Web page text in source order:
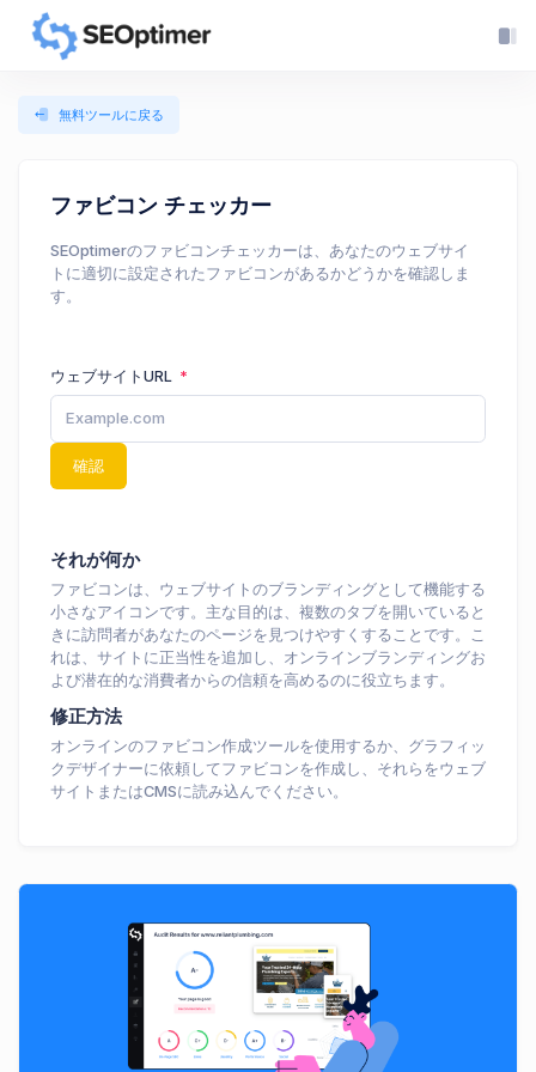
無料ツールに戻る
ファビコン チェッカー
SEOptimerのファビコンチェッカーは、あなたのウェブサイ
トに適切に設定されたファビコンがあるかどうかを確認しま
す。
ウェブサイトURL
確認
それが何か
ファビコンは、ウェブサイトのブランディングとして機能する
小さなアイコンです。主な目的は、複数のタブを開いていると
きに訪問者があなたのページを見つけやすくすることです。こ
れは、サイトに正当性を追加し、オンラインブランディングお
よび潜在的な消費者からの信頼を高めるのに役立ちます。
修正方法
オンラインのファビコン作成ツールを使用するか、グラフィッ
クデザイナーに依頼してファビコンを作成し、それらをウェブ
サイトまたはCMSに読み込んでください。